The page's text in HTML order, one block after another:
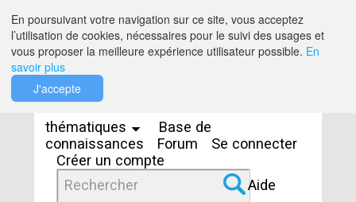
thématiques
Base de
connaissances
Forum
Se connecter
Créer un compte
Aide
En poursuivant votre navigation sur ce site, vous acceptez
l’utilisation de cookies, nécessaires pour le suivi des usages et
vous proposer la meilleure expérience utilisateur possible. En
savoir plus
J'accepte